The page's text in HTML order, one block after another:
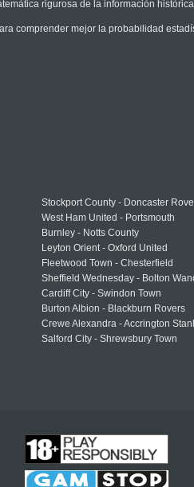
rigurosa de la información
comprender mejor la probabilidad
Stockport County - Doncaster
West Ham United - Portsmouth
Burnley - Notts County
Leyton Orient - Oxford United
Fleetwood Town - Chesterfield
Sheffield Wednesday - Bolton
Cardiff City - Swindon Town
Burton Albion - Blackburn Rovers
Crewe Alexandra - Accrington
Salford City - Shrewsbury Town